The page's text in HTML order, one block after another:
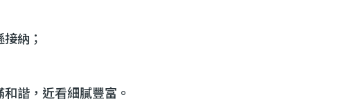
納；
諧，近看細膩豐富。